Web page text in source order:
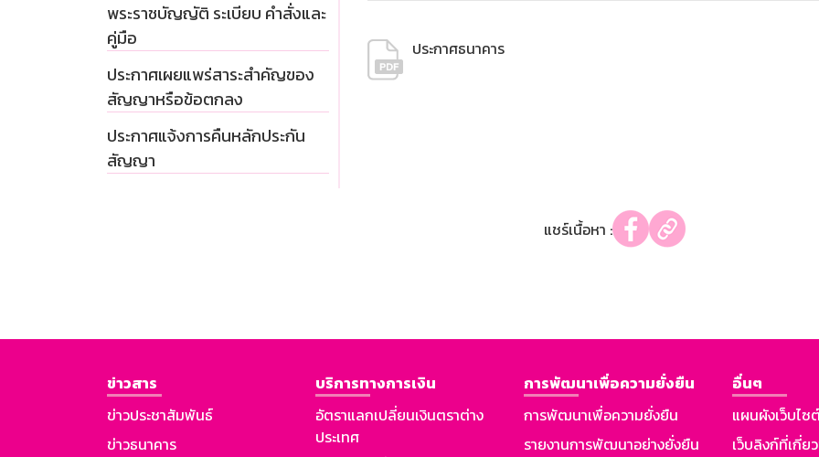
พระราชบัญญัติ ระเบียบ คำสั่งและ
คู่มือ
ประกาศเผยแพร่สาระสำคัญของ
สัญญาหรือข้อตกลง
ประกาศแจ้งการคืนหลักประกัน
สัญญา
ประกาศธนาคาร
แชร์เนื้อหา :
ข่าวสาร
ข่าวประชาสัมพันธ์
ข่าวธนาคาร
บริการทางการเงิน
อัตราแลกเปลี่ยนเงินตราต่าง
ประเทศ
การพัฒนาเพื่อความยั่งยืน
การพัฒนาเพื่อความยั่งยืน
รายงานการพัฒนาอย่างยั่งยืน
อื่นๆ
แผนผังเว็บไซ
เว็บลิงก์ที่เกี่ย